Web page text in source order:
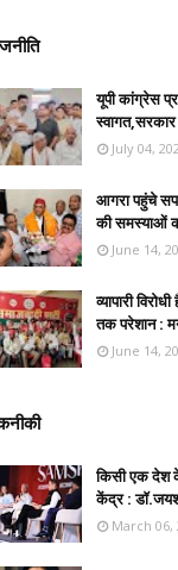
यूपी कांग्रेस
स्वागत,सरकार
July 04,
आगरा पहुंचे
की समस्याओं
June 14,
व्यापारी
तक परेशान :
June 14,
किसी एक देश
केंद्र :
March 06,